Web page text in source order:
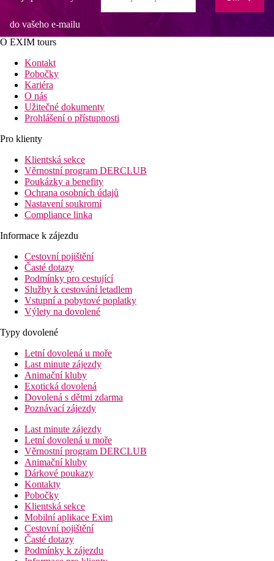
do vašeho e-mailu
O EXIM tours
Kontakt
Pobočky
Kariéra
O nás
Užitečné dokumenty
Prohlášení o přístupnosti
Pro klienty
Klientská sekce
Věrnostní program DERCLUB
Poukázky a benefity
Ochrana osobních údajů
Nastavení soukromí
Compliance linka
Informace k zájezdu
Cestovní pojištění
Časté dotazy
Podmínky pro cestující
Služby k cestování letadlem
Vstupní a pobytové poplatky
Výlety na dovolené
Typy dovolené
Letní dovolená u moře
Last minute zájezdy
Animační kluby
Exotická dovolená
Dovolená s dětmi zdarma
Poznávací zájezdy
Last minute zájezdy
Letní dovolená u moře
Věrnostní program DERCLUB
Animační kluby
Dárkové poukazy
Kontakty
Pobočky
Klientská sekce
Mobilní aplikace Exim
Cestovní pojištění
Časté dotazy
Podmínky k zájezdu